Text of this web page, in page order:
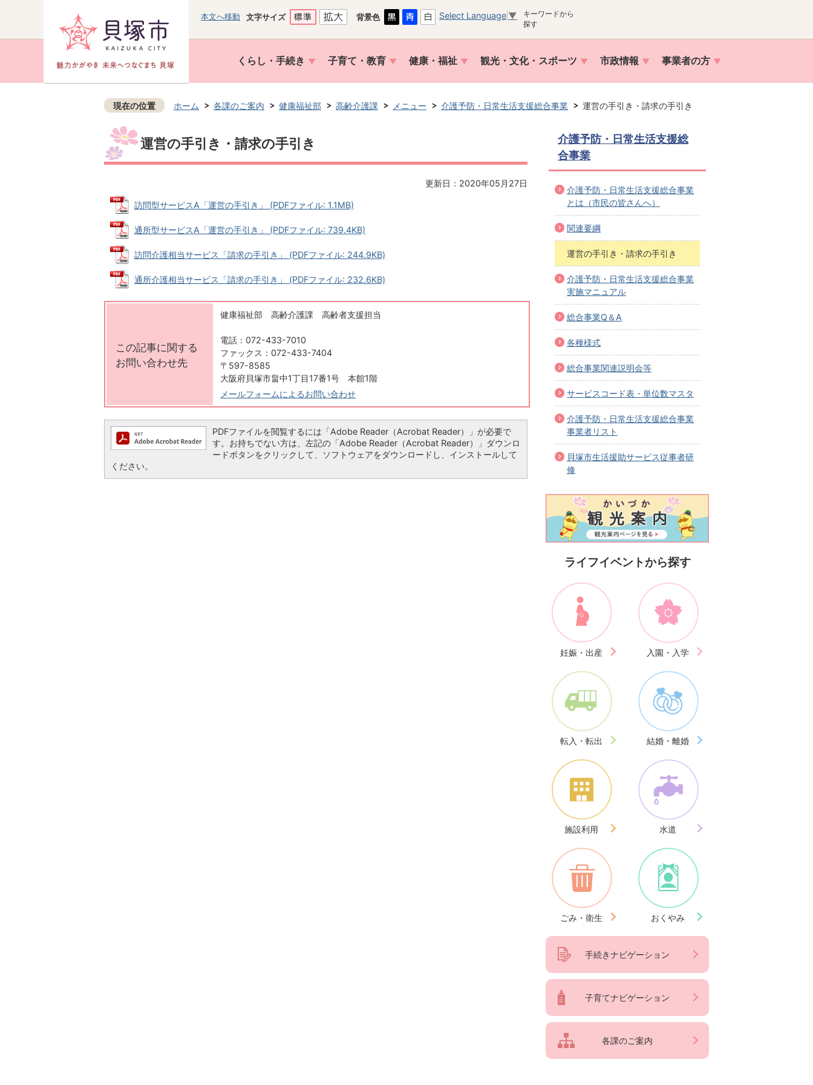
本文へ移動 文字サイズ 背景色 Select Language ▼
キーワードから
探す
くらし・手続き 子育て・教育 健康・福祉 観光・文化・スポーツ 市政情報 事業者の方
現在の位置 ホーム 各課のご案内 健康福祉部 高齢介護課 メニュー 介護予防・日常生活支援総合事業 運営の手引き・請求の手引き
運営の手引き・請求の手引き
更新日：2020年05月27日
訪問型サービスA「運営の手引き」 (PDFファイル: 1.1MB)
通所型サービスA「運営の手引き」 (PDFファイル: 739.4KB)
訪問介護相当サービス「請求の手引き」 (PDFファイル: 244.9KB)
通所介護相当サービス「請求の手引き」 (PDFファイル: 232.6KB)
この記事に関する
お問い合わせ先
健康福祉部 高齢介護課 高齢者支援担当
電話：072-433-7010
ファックス：072-433-7404
〒597-8585
大阪府貝塚市畠中1丁目17番1号 本館1階
メールフォームによるお問い合わせ
PDFファイルを閲覧するには「Adobe Reader（Acrobat Reader）」が必要で
す。お持ちでない方は、左記の「Adobe Reader（Acrobat Reader）」ダウンロ
ードボタンをクリックして、ソフトウェアをダウンロードし、インストールして
ください。
介護予防・日常生活支援総
合事業
介護予防・日常生活支援総合事業
とは（市民の皆さんへ）
関連要綱
運営の手引き・請求の手引き
介護予防・日常生活支援総合事業
実施マニュアル
総合事業Q＆A
各種様式
総合事業関連説明会等
サービスコード表・単位数マスタ
介護予防・日常生活支援総合事業
事業者リスト
貝塚市生活援助サービス従事者研
修
ライフイベントから探す
妊娠・出産 入園・入学
転入・転出 結婚・離婚
施設利用 水道
ごみ・衛生 おくやみ
手続きナビゲーション
子育てナビゲーション
各課のご案内